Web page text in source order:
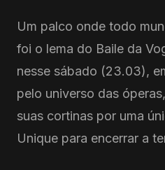
Um palco onde todo
foi o lema do Baile da
nesse sábado (23.03),
pelo universo das
suas cortinas por uma
Unique para encerrar a